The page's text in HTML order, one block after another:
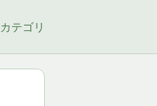
カテゴリ